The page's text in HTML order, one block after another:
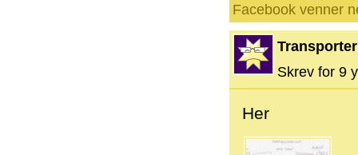
Facebook venner
Skrev for 9
Her